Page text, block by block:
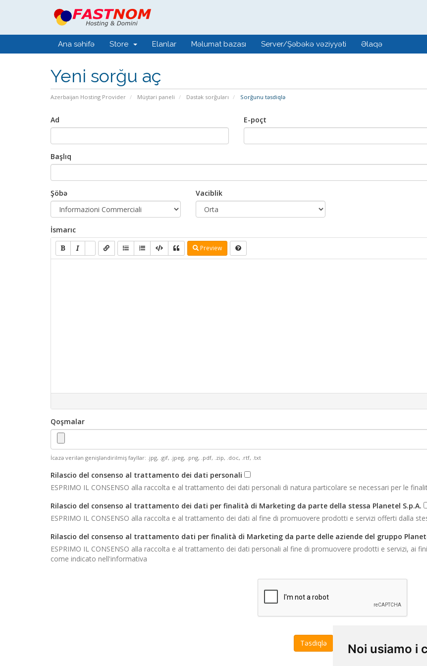
Noi usiamo i
Ana səhifə Store Elanlar Məlumat bazası Server/Şəbəkə vəziyyəti Əlaqə
Yeni sorğu aç
Azerbaijan Hosting Provider Müştəri paneli Dəstək sorğuları Sorğunu təsdiqlə
Ad E-poçt
Başlıq
Şöbə Vaciblik
İsmarıc
Preview
Qoşmalar
İcazə verilən genişləndirilmiş fayllar: .jpg, .gif, .jpeg, .png, .pdf, .zip, .doc, .rtf, .txt
Rilascio del consenso al trattamento dei dati personali
ESPRIMO IL CONSENSO alla raccolta e al trattamento dei dati personali di natura particolare se necessari per le
Rilascio del consenso al trattamento dei dati per finalità di Marketing da parte della stessa Planetel S.p.A.
ESPRIMO IL CONSENSO alla raccolta e al trattamento dei dati al fine di promuovere prodotti e servizi offerti dalla
Rilascio del consenso al trattamento dati per finalità di Marketing da parte delle aziende del gruppo
ESPRIMO IL CONSENSO alla raccolta e al trattamento dei dati personali al fine di promuovere prodotti e servizi, ai
come indicato nell'informativa
Ləğv et